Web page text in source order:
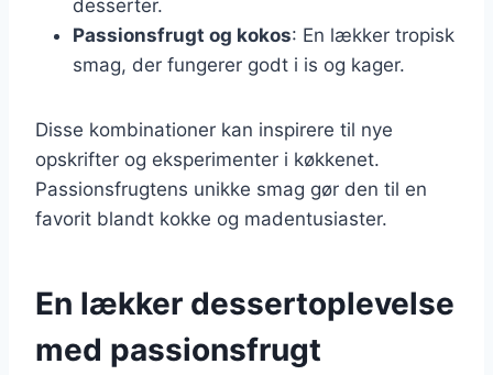
desserter.
Passionsfrugt og kokos: En lækker tropisk
smag, der fungerer godt i is og kager.
Disse kombinationer kan inspirere til nye
opskrifter og eksperimenter i køkkenet.
Passionsfrugtens unikke smag gør den til en
favorit blandt kokke og madentusiaster.
En lækker dessertoplevelse
med passionsfrugt